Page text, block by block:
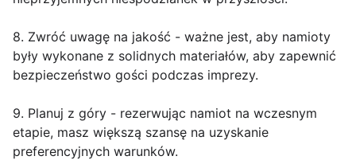
8. Zwróć uwagę na jakość - ważne jest, aby namioty
były wykonane z solidnych materiałów, aby zapewnić
bezpieczeństwo gości podczas imprezy.
9. Planuj z góry - rezerwując namiot na wczesnym
etapie, masz większą szansę na uzyskanie
preferencyjnych warunków.